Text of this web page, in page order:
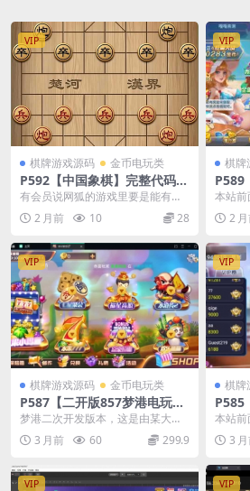
VIP
棋牌游戏源码 金币电玩类
P592【中国象棋】完整代码
(适用于网狐棋牌6.6版）
有会员说网狐的游戏里要是能有象
棋这个子游戏就好了，今天它来
了，完整的象棋源码，适...
2 月前 10 28
VIP
棋牌
P589
完整
程
本站
了，
的商业
2
VIP
棋牌游戏源码 金币电玩类
P587【二开版857梦港电玩
城】游戏平台完整组件+双端
+解密工具+视频教程
梦港二次开发版本，这是由某大公
司二开制作，游戏UI界面以电音风
格样式设计，游戏大...
3 月前 60 299.9
VIP
棋牌
P585
运营
本站前
的组
多，UI
3
VIP VIP